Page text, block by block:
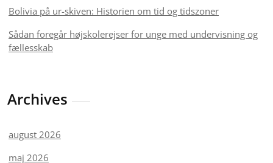
Bolivia på ur-skiven: Historien om tid og tidszoner
Sådan foregår højskolerejser for unge med undervisning og
fællesskab
Archives
august 2026
maj 2026